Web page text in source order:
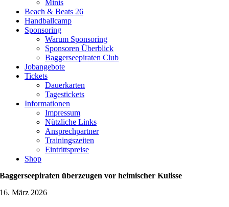
Minis
Beach & Beats 26
Handballcamp
Sponsoring
Warum Sponsoring
Sponsoren Überblick
Baggerseepiraten Club
Jobangebote
Tickets
Dauerkarten
Tagestickets
Informationen
Impressum
Nützliche Links
Ansprechpartner
Trainingszeiten
Eintrittspreise
Shop
Baggerseepiraten überzeugen vor heimischer Kulisse
16. März 2026